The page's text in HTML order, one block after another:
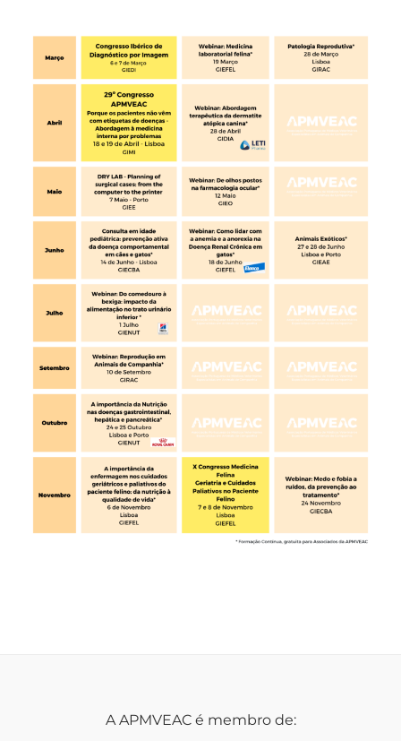
A APMVEAC é membro de: